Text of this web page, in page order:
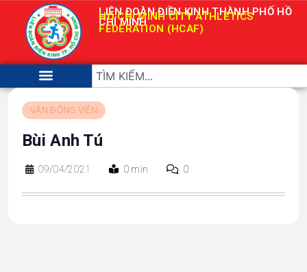
LIÊN ĐOÀN ĐIỀN KINH THÀNH PHỐ HỒ
CHÍ MINH
HO CHI MINH CITY ATHLETICS
FEDERATION (HCAF)
VẬN ĐỘNG VIÊN
Bùi Anh Tú
09/04/2021 0 min 0